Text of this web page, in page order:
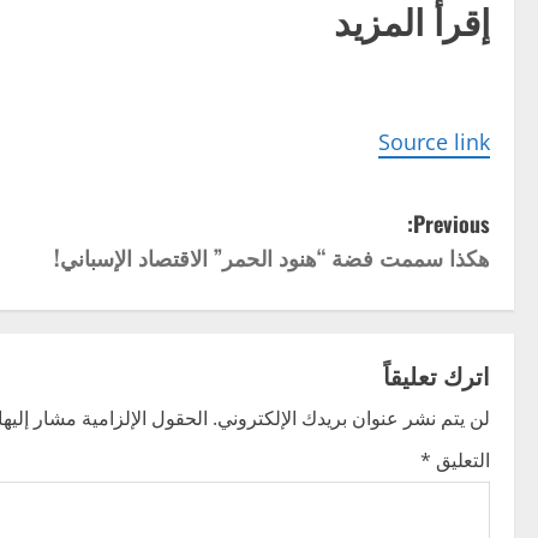
إقرأ المزيد
Source link
P
o
s
t
n
a
Previous:
هكذا سممت فضة “هنود الحمر” الاقتصاد الإسباني!
اترك تعليقاً
لن يتم نشر عنوان بريدك الإلكتروني. الحقول الإلزامية مشار
التعليق *